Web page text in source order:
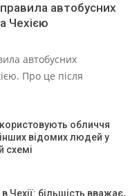
автобусних
Чехією
автобусних
Про це після
обличчя
відомих людей у
схемі
Чехії: більшість вважає,